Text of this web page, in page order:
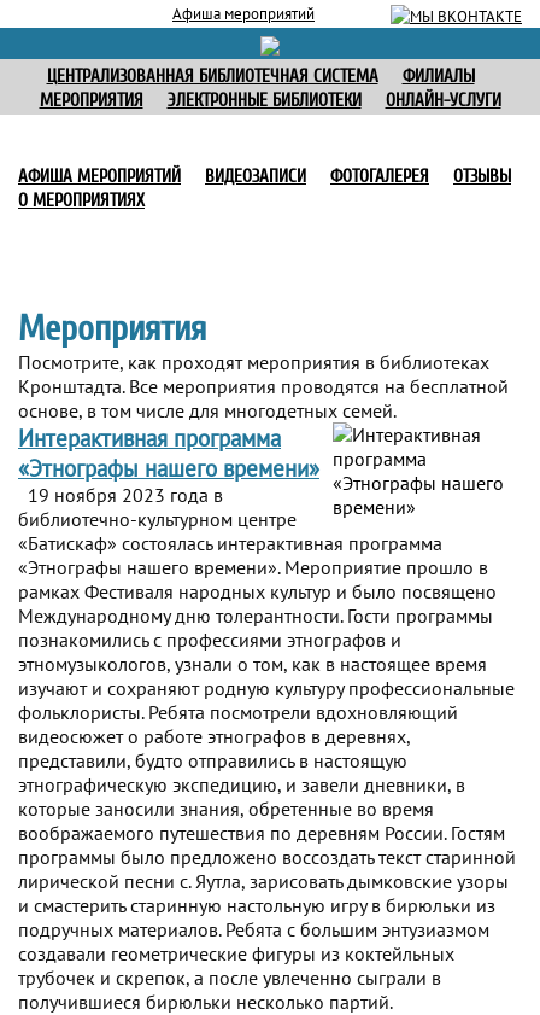
Афиша мероприятий
ЦЕНТРАЛИЗОВАННАЯ БИБЛИОТЕЧНАЯ СИСТЕМА
ФИЛИАЛЫ
МЕРОПРИЯТИЯ
ЭЛЕКТРОННЫЕ БИБЛИОТЕКИ ОНЛАЙН-УСЛУГИ
АФИША МЕРОПРИЯТИЙ ВИДЕОЗАПИСИ ФОТОГАЛЕРЕЯ
ОТЗЫВЫ
О МЕРОПРИЯТИЯХ
Мероприятия
Посмотрите, как проходят мероприятия в библиотеках
Кронштадта. Все мероприятия проводятся на бесплатной
основе, в том числе для многодетных семей.
Интерактивная программа
«Этнографы нашего времени»
19 ноября 2023 года в
библиотечно-культурном центре
«Батискаф» состоялась интерактивная программа
«Этнографы нашего времени». Мероприятие прошло в
рамках Фестиваля народных культур и было посвящено
Международному дню толерантности. Гости программы
познакомились с профессиями этнографов и
этномузыкологов, узнали о том, как в настоящее время
изучают и сохраняют родную культуру профессиональные
фольклористы. Ребята посмотрели вдохновляющий
видеосюжет о работе этнографов в деревнях,
представили, будто отправились в настоящую
этнографическую экспедицию, и завели дневники, в
которые заносили знания, обретенные во время
воображаемого путешествия по деревням России. Гостям
программы было предложено воссоздать текст старинной
лирической песни с. Яутла, зарисовать дымковские узоры
и смастерить старинную настольную игру в бирюльки из
подручных материалов. Ребята с большим энтузиазмом
создавали геометрические фигуры из коктейльных
трубочек и скрепок, а после увлеченно сыграли в
получившиеся бирюльки несколько партий.